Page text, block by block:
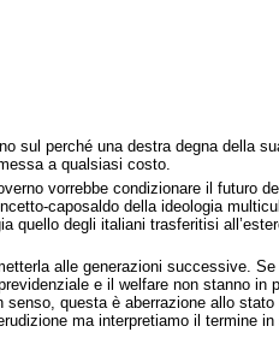
sul perché una destra degna della
a qualsiasi costo.
vorrebbe condizionare il futuro
caposaldo della ideologia
quello degli italiani trasferitisi
alle generazioni successive.
e il welfare non stanno in
questa è aberrazione allo stato
ma interpretiamo il termine